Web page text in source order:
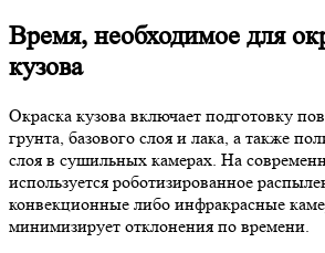
Время, необходимое для
кузова
Окраска кузова включает подготовку
грунта, базового слоя и лака, а также
слоя в сушильных камерах. На
используется роботизированное
конвекционные либо инфракрасные
минимизирует отклонения по времени.